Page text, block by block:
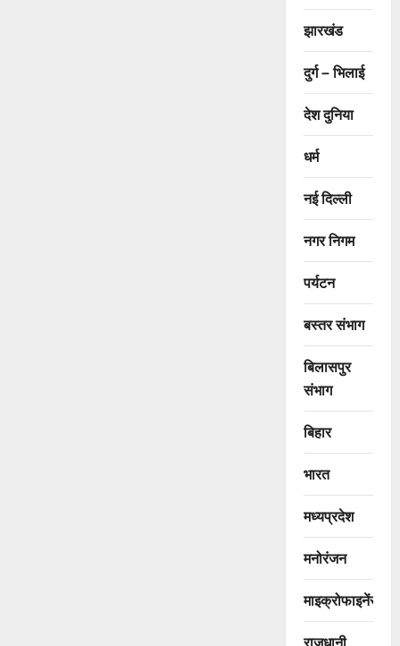
झारखंड
दुर्ग – भिलाई
देश दुनिया
धर्म
नई दिल्ली
नगर निगम
पर्यटन
बस्तर संभाग
बिलासपुर
संभाग
बिहार
भारत
मध्यप्रदेश
मनोरंजन
माइक्रोफाइनेंस